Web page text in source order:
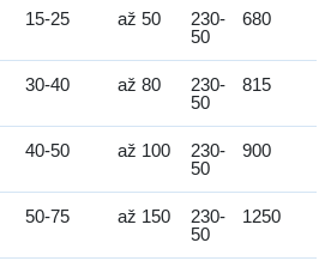
15-25 až 50
230-
50
680
30-40 až 80
230-
50
815
40-50 až 100
230-
50
900
50-75 až 150
230-
50
1250